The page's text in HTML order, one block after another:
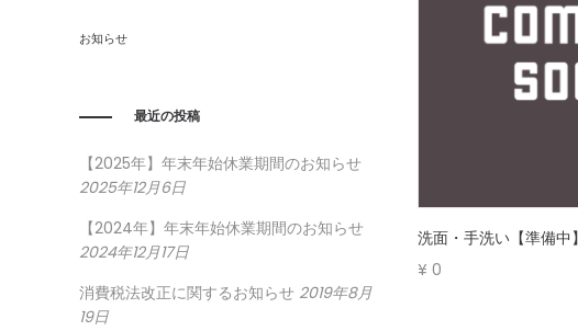
洗面・手洗い【準備中】
¥ 0
お知らせ
最近の投稿
【2025年】年末年始休業期間のお知らせ
2025年12月6日
【2024年】年末年始休業期間のお知らせ
2024年12月17日
消費税法改正に関するお知らせ 2019年8月
19日